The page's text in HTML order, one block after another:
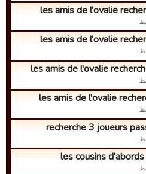
les amis de l'ovalie
les amis de l'ovalie
les amis de l'ovalie
les amis de l'ovalie
recherche 3 joueurs
les cousins